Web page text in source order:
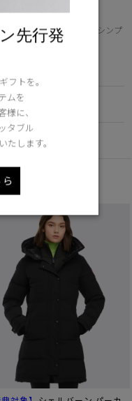
ー使いに適した保温性とシンプ
め
先行発
フトを。
ムを
様に、
タブル
たします。